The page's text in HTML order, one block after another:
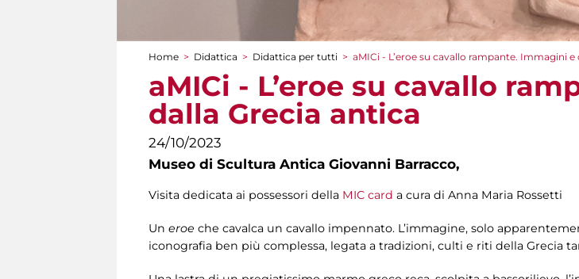
Tu sei qui
Home > Didattica > Didattica per tutti > aMICi - L’eroe su cavallo rampante. Immagini
aMICi - L’eroe su cavallo
dalla Grecia antica
24/10/2023
Museo di Scultura Antica Giovanni Barracco,
Visita dedicata ai possessori della MIC card a cura di Anna Maria Rossetti
Un eroe che cavalca un cavallo impennato. L’immagine, solo
iconografia ben più complessa, legata a tradizioni, culti e riti della Grecia